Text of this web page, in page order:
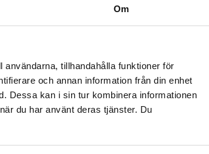
Om
tillhandahålla funktioner för
och annan information från din enhet
Dessa kan i sin tur kombinera informationen
du har använt deras tjänster. Du
LÄKEMEDELSVERKET TRYGGA KÖP